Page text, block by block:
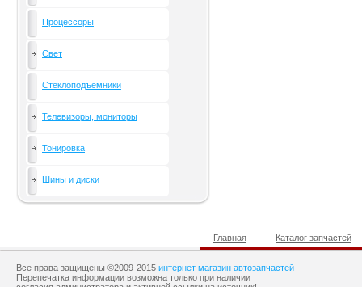
Процессоры
Свет
Стеклоподъёмники
Телевизоры, мониторы
Тонировка
Шины и диски
Главная Каталог запчастей
Все права защищены ©2009-2015 интернет магазин автозапчастей
Перепечатка информации возможна только при наличии